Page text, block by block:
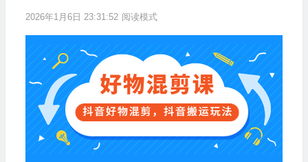
2026年1月6日 23:31:52 阅读模式